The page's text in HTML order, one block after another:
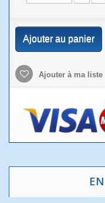
Ajouter au panier
Ajouter à ma liste